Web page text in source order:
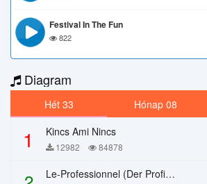
Festival In The Fun
822
Diagram
Hét 33 Hónap 08
1 Kincs Ami Nincs
12982 84878
Le-Professionnel (Der Profi) – Chi Mai